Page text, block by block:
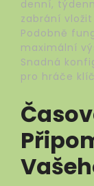
denní,
zabrání
Podobně
maximální
Snadná
pro hráče